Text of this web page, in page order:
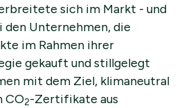
sich im Markt - und
den Unternehmen, die
im Rahmen ihrer
gekauft und stillgelegt
mit dem Ziel, klimaneutral
CO2-Zertifikate aus